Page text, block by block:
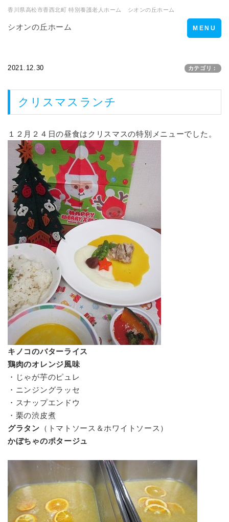
香川県高松市香西北町 特別養護老人ホーム シオンの丘ホーム
シオンの丘ホーム
Toggle
navigation
MENU
2021.12.30 カテゴリ：
クリスマスランチ
１２月２４日の昼食はクリスマスの特別メニューでした。
キノコのバターライス
鶏肉のオレンジ風味
・じゃが芋のピュレ
・ニンジングラッセ
・スナップエンドウ
・栗の渋皮煮
グラタン （トマトソース＆ホワイトソース）
かぼちゃのポタージュ